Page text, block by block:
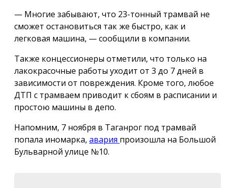
— Многие забывают, что 23-тонный трамвай не
сможет остановиться так же быстро, как и
легковая машина, — сообщили в компании.
Также концессионеры отметили, что только на
лакокрасочные работы уходит от 3 до 7 дней в
зависимости от повреждения. Кроме того, любое
ДТП с трамваем приводит к сбоям в расписании и
простою машины в депо.
Напомним, 7 ноября в Таганрог под трамвай
попала иномарка, авария произошла на Большой
Бульварной улице №10.